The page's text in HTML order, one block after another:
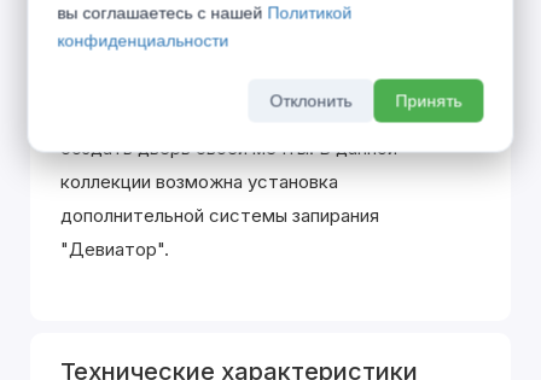
Вам тепло и спокойствие. Система
уплотнителей "HERMETIC" защитит Вас от
постороннего шума и запаха. Многообразие
предложенных панелей и покрытий позволит
создать дверь своей мечты. В данной
коллекции возможна установка
дополнительной системы запирания
"Девиатор".
Технические характеристики
вы соглашаетесь с нашей Политикой
конфиденциальности
Отклонить Принять